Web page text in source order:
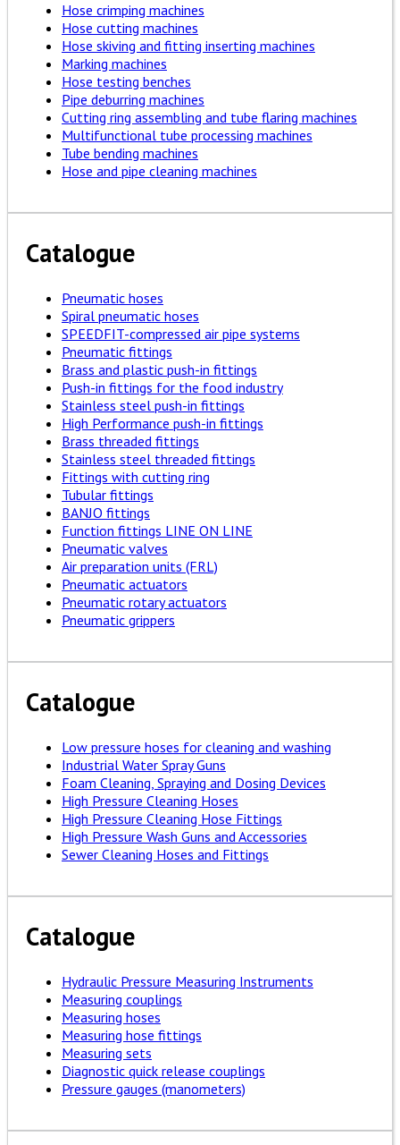
Hose crimping machines
Hose cutting machines
Hose skiving and fitting inserting machines
Marking machines
Hose testing benches
Pipe deburring machines
Cutting ring assembling and tube flaring machines
Multifunctional tube processing machines
Tube bending machines
Hose and pipe cleaning machines
Catalogue
Pneumatic hoses
Spiral pneumatic hoses
SPEEDFIT-compressed air pipe systems
Pneumatic fittings
Brass and plastic push-in fittings
Push-in fittings for the food industry
Stainless steel push-in fittings
High Performance push-in fittings
Brass threaded fittings
Stainless steel threaded fittings
Fittings with cutting ring
Tubular fittings
BANJO fittings
Function fittings LINE ON LINE
Pneumatic valves
Air preparation units (FRL)
Pneumatic actuators
Pneumatic rotary actuators
Pneumatic grippers
Catalogue
Low pressure hoses for cleaning and washing
Industrial Water Spray Guns
Foam Cleaning, Spraying and Dosing Devices
High Pressure Cleaning Hoses
High Pressure Cleaning Hose Fittings
High Pressure Wash Guns and Accessories
Sewer Cleaning Hoses and Fittings
Catalogue
Hydraulic Pressure Measuring Instruments
Measuring couplings
Measuring hoses
Measuring hose fittings
Measuring sets
Diagnostic quick release couplings
Pressure gauges (manometers)